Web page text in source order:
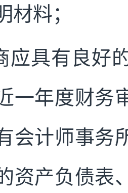
材料；
应具有良好
一年度财务
会计师事务
资产负债表